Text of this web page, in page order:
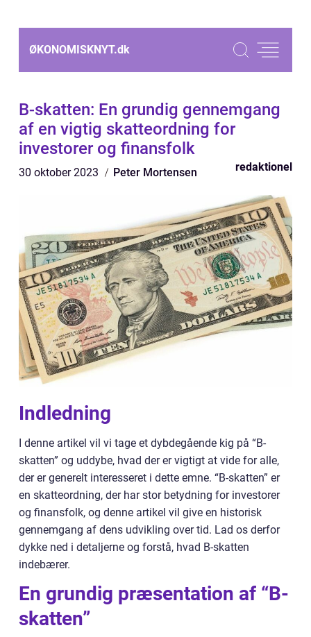
ØKONOMISKNYT.dk
B-skatten: En grundig gennemgang
af en vigtig skatteordning for
investorer og finansfolk
30 oktober 2023 Peter Mortensen redaktionel
Indledning
I denne artikel vil vi tage et dybdegående kig på “B-
skatten” og uddybe, hvad der er vigtigt at vide for alle,
der er generelt interesseret i dette emne. “B-skatten” er
en skatteordning, der har stor betydning for investorer
og finansfolk, og denne artikel vil give en historisk
gennemgang af dens udvikling over tid. Lad os derfor
dykke ned i detaljerne og forstå, hvad B-skatten
indebærer.
En grundig præsentation af “B-
skatten”